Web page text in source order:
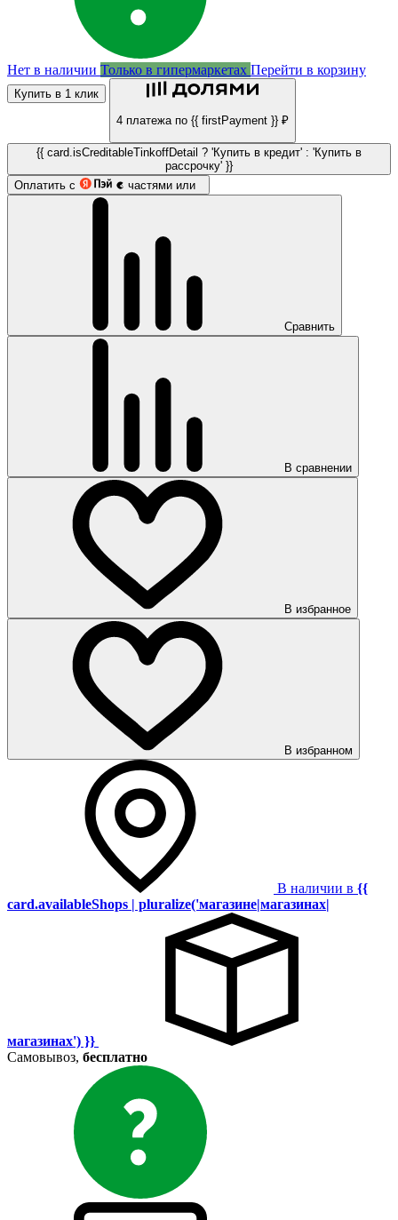
Нет в наличии Только в гипермаркетах Перейти в корзину
Купить в 1 клик
4 платежа по {{ firstPayment }} ₽
{{ card.isCreditableTinkoffDetail ? 'Купить в кредит' : 'Купить в
рассрочку' }}
Оплатить с
частями или
Сравнить
В сравнении
В избранное
В избранном
В наличии в {{
card.availableShops | pluralize('магазине|магазинах|
магазинах') }}
Самовывоз, бесплатно